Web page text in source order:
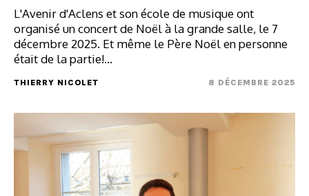
L'Avenir d'Aclens et son école de musique ont
organisé un concert de Noël à la grande salle, le 7
décembre 2025. Et même le Père Noël en personne
était de la partie!…
THIERRY NICOLET 8 DÉCEMBRE 2025